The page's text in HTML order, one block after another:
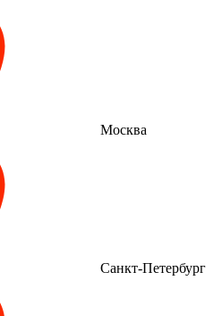
Москва
Санкт-Петербург